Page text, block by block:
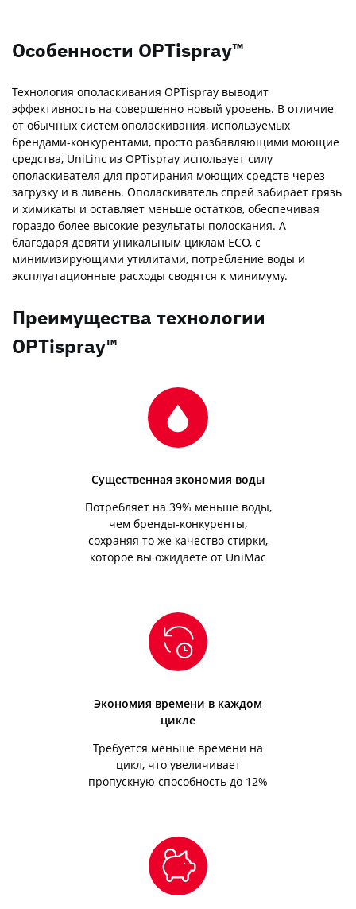
Особенности OPTispray™
Технология ополаскивания OPTispray выводит
эффективность на совершенно новый уровень. В отличие
от обычных систем ополаскивания, используемых
брендами-конкурентами, просто разбавляющими моющие
средства, UniLinc из OPTispray использует силу
ополаскивателя для протирания моющих средств через
загрузку и в ливень. Ополаскиватель спрей забирает грязь
и химикаты и оставляет меньше остатков, обеспечивая
гораздо более высокие результаты полоскания. А
благодаря девяти уникальным циклам ECO, с
минимизирующими утилитами, потребление воды и
эксплуатационные расходы сводятся к минимуму.
Преимущества технологии
OPTispray™
Существенная экономия воды
Потребляет на 39% меньше воды,
чем бренды-конкуренты,
сохраняя то же качество стирки,
которое вы ожидаете от UniMac
Экономия времени в каждом
цикле
Требуется меньше времени на
цикл, что увеличивает
пропускную способность до 12%